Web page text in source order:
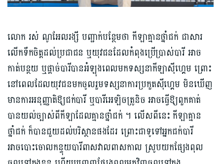
លោក រស់ ណូអែលរង្សី បញ្ជាក់បន្ថែមថា កីឡាគ្មានថ្នាំជក់ ជាសារ
លើកទឹកចិត្តដល់ប្រជាជន ឬយុវជនដែលកំពុងប្រើប្រាស់បារី អាច
កាត់បន្ថយ ឬផ្ដាច់បារីបានអំឡុងពេលមកទស្សនាកីឡាស៊ីហ្គេម ព្រោះ
នៅពេលដែលយុវជនមកចូលរួមទស្សនាការប្រកួតស៊ីហ្គេម មិនឃើញ
មានការអនុញ្ញាតិឱ្យជក់បារី ឬបារីអេឡិចត្រូនិច អាចធ្វើឱ្យពួកគាត់
បានយល់ច្បាស់ពីកីឡាដែលគ្មានថ្នាំជក់ ។ លើសពីនេះ កីឡាគ្មាន
ថ្នាំជក់ ក៏បានជួយដល់បរិស្ថានផងដែរ ព្រោះជាទូទៅអ្នកជក់បារី
អាចបោះចោលកន្ទុយបារីពាសវាលពាសកាល ស្រូបយកផ្សែងពុល